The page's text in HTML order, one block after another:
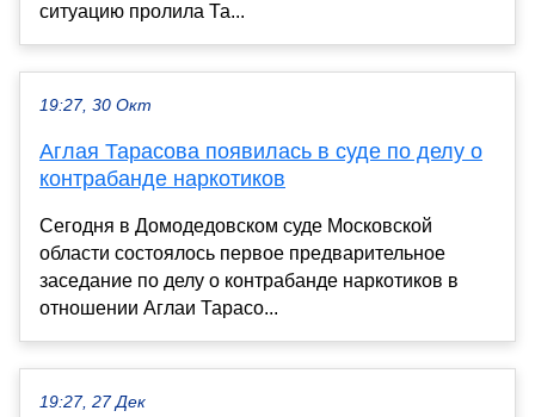
ситуацию пролила Та...
19:27, 30 Окт
Аглая Тарасова появилась в суде по делу о
контрабанде наркотиков
Сегодня в Домодедовском суде Московской
области состоялось первое предварительное
заседание по делу о контрабанде наркотиков в
отношении Аглаи Тарасо...
19:27, 27 Дек